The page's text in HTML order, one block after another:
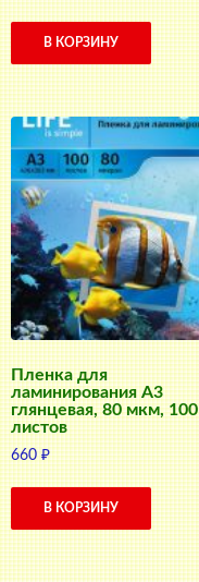
В КОРЗИНУ
Пленка для
ламинирования А3
глянцевая, 80 мкм, 100
листов
660₽
В КОРЗИНУ